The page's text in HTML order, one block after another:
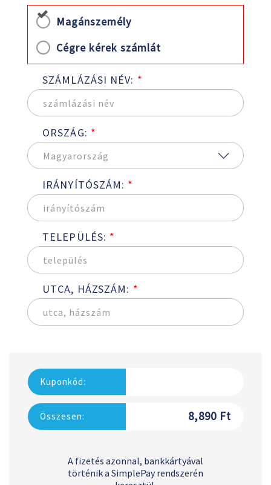
Magánszemély
Cégre kérek számlát
SZÁMLÁZÁSI NÉV: *
ORSZÁG: *
IRÁNYÍTÓSZÁM: *
TELEPÜLÉS: *
UTCA, HÁZSZÁM: *
Kuponkód:
Összesen: 8,890 Ft
A fizetés azonnal, bankkártyával
történik a SimplePay rendszerén